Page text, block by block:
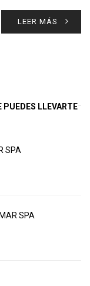
LEER MÁS
LLEVARTE
SPA
SPA